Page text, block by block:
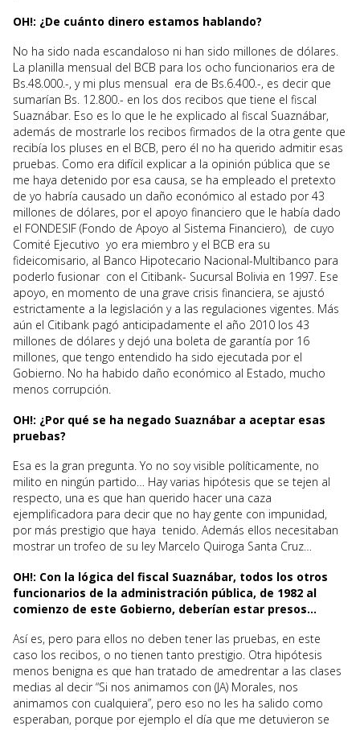
OH!: ¿De cuánto dinero estamos hablando?
No ha sido nada escandaloso ni han sido millones de dólares.
La planilla mensual del BCB para los ocho funcionarios era de
Bs.48.000.-, y mi plus mensual era de Bs.6.400.-, es decir que
sumarían Bs. 12.800.- en los dos recibos que tiene el fiscal
Suaznábar. Eso es lo que le he explicado al fiscal Suaznábar,
además de mostrarle los recibos firmados de la otra gente que
recibía los pluses en el BCB, pero él no ha querido admitir esas
pruebas. Como era difícil explicar a la opinión pública que se
me haya detenido por esa causa, se ha empleado el pretexto
de yo habría causado un daño económico al estado por 43
millones de dólares, por el apoyo financiero que le había dado
el FONDESIF (Fondo de Apoyo al Sistema Financiero), de cuyo
Comité Ejecutivo yo era miembro y el BCB era su
fideicomisario, al Banco Hipotecario Nacional-Multibanco para
poderlo fusionar con el Citibank- Sucursal Bolivia en 1997. Ese
apoyo, en momento de una grave crisis financiera, se ajustó
estrictamente a la legislación y a las regulaciones vigentes. Más
aún el Citibank pagó anticipadamente el año 2010 los 43
millones de dólares y dejó una boleta de garantía por 16
millones, que tengo entendido ha sido ejecutada por el
Gobierno. No ha habido daño económico al Estado, mucho
menos corrupción.
OH!: ¿Por qué se ha negado Suaznábar a aceptar esas
pruebas?
Esa es la gran pregunta. Yo no soy visible políticamente, no
milito en ningún partido… Hay varias hipótesis que se tejen al
respecto, una es que han querido hacer una caza
ejemplificadora para decir que no hay gente con impunidad,
por más prestigio que haya tenido. Además ellos necesitaban
mostrar un trofeo de su ley Marcelo Quiroga Santa Cruz…
OH!: Con la lógica del fiscal Suaznábar, todos los otros
funcionarios de la administración pública, de 1982 al
comienzo de este Gobierno, deberían estar presos…
Así es, pero para ellos no deben tener las pruebas, en este
caso los recibos, o no tienen tanto prestigio. Otra hipótesis
menos benigna es que han tratado de amedrentar a las clases
medias al decir “Si nos animamos con (JA) Morales, nos
animamos con cualquiera”, pero eso no les ha salido como
esperaban, porque por ejemplo el día que me detuvieron se